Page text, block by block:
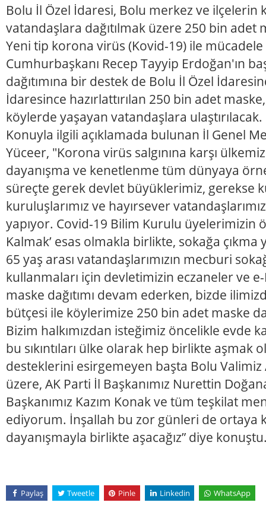
Bolu İl Özel İdaresi, Bolu merkez ve ilçelerin
vatandaşlara dağıtılmak üzere 250 bin adet
Yeni tip korona virüs (Kovid-19) ile mücadele
Cumhurbaşkanı Recep Tayyip Erdoğan'ın
dağıtımına bir destek de Bolu İl Özel
İdaresince hazırlattırılan 250 bin adet
köylerde yaşayan vatandaşlara ulaştırılacak.
Konuyla ilgili açıklamada bulunan İl Genel
Yüceer, "Korona virüs salgınına karşı
dayanışma ve kenetlenme tüm dünyaya
süreçte gerek devlet büyüklerimiz, gerekse
kuruluşlarımız ve hayırsever
yapıyor. Covid-19 Bilim Kurulu üyelerimizin
Kalmak’ esas olmakla birlikte, sokağa çıkma
65 yaş arası vatandaşlarımızın mecburi
kullanmaları için devletimizin eczaneler ve e-
maske dağıtımı devam ederken, bizde
bütçesi ile köylerimize 250 bin adet maske
Bizim halkımızdan isteğimiz öncelikle evde
bu sıkıntıları ülke olarak hep birlikte aşmak
desteklerini esirgemeyen başta Bolu
üzere, AK Parti İl Başkanımız Nurettin
Başkanımız Kazım Konak ve tüm teşkilat
ediyorum. İnşallah bu zor günleri de ortaya
dayanışmayla birlikte aşacağız” diye
Paylaş Tweetle Pinle Linkedin WhatsApp